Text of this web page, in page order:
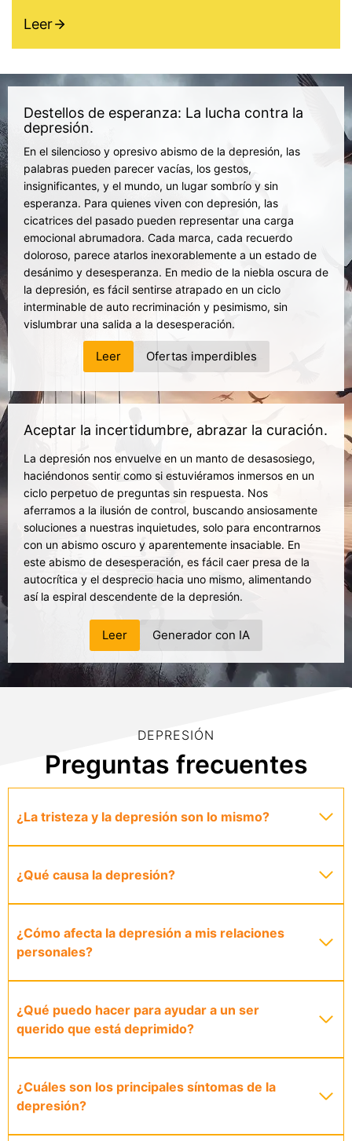
Leer
Destellos de esperanza: La lucha contra la
depresión.
En el silencioso y opresivo abismo de la depresión, las
palabras pueden parecer vacías, los gestos,
insignificantes, y el mundo, un lugar sombrío y sin
esperanza. Para quienes viven con depresión, las
cicatrices del pasado pueden representar una carga
emocional abrumadora. Cada marca, cada recuerdo
doloroso, parece atarlos inexorablemente a un estado de
desánimo y desesperanza. En medio de la niebla oscura de
la depresión, es fácil sentirse atrapado en un ciclo
interminable de auto recriminación y pesimismo, sin
vislumbrar una salida a la desesperación.
Leer Ofertas imperdibles
Aceptar la incertidumbre, abrazar la curación.
La depresión nos envuelve en un manto de desasosiego,
haciéndonos sentir como si estuviéramos inmersos en un
ciclo perpetuo de preguntas sin respuesta. Nos
aferramos a la ilusión de control, buscando ansiosamente
soluciones a nuestras inquietudes, solo para encontrarnos
con un abismo oscuro y aparentemente insaciable. En
este abismo de desesperación, es fácil caer presa de la
autocrítica y el desprecio hacia uno mismo, alimentando
así la espiral descendente de la depresión.
Leer Generador con IA
DEPRESIÓN
Preguntas frecuentes
¿La tristeza y la depresión son lo mismo?
¿Qué causa la depresión?
¿Cómo afecta la depresión a mis relaciones
personales?
¿Qué puedo hacer para ayudar a un ser
querido que está deprimido?
¿Cuáles son los principales síntomas de la
depresión?